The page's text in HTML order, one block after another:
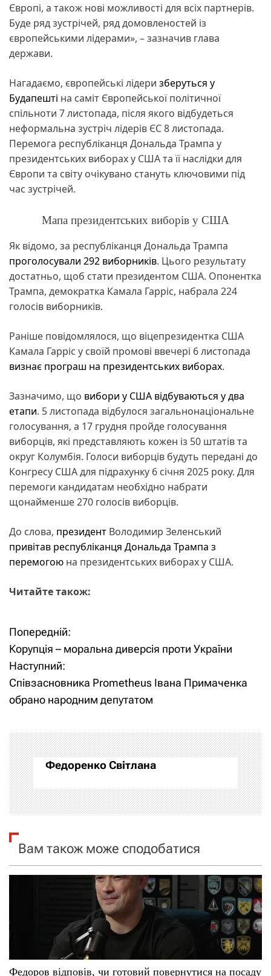
Європі, а також нові можливості для всіх партнерів.
Буде ряд зустрічей, ряд домовленостей із
європейськими лідерами», – зазначив глава
держави.
Нагадаємо, європейські лідери зберуться у
Будапешті на саміт Європейської політичної
спільноти 7 листопада, після якого відбудеться
неформальна зустріч лідерів ЄС 8 листопада.
Перемога республіканця Дональда Трампа у
президентських виборах у США та її наслідки для
Європи та світу очікувано стануть ключовими під
час зустрічей.
Мапа президентських виборів у США
Як відомо, за республіканця Дональда Трампа
проголосували 292 виборників. Цього результату
достатньо, щоб стати президентом США. Опонентка
Трампа, демократка Камала Гарріс, набрала 224
голосів виборників.
Раніше повідомлялося, що віцепрезидентка США
Камала Гарріс у своїй промові ввечері 6 листопада
визнає програш на президентських виборах.
Зазначимо, що вибори у США відбуваються у два
етапи. 5 листопада відбулося загальнонаціональне
голосування, а 17 грудня пройде голосування
виборців, які представляють кожен із 50 штатів та
округ Колумбія. Голоси виборців будуть передані до
Конгресу США для підрахунку 6 січня 2025 року. Для
перемоги кандидатам необхідно набрати
щонайменше 270 голосів виборців.
До слова, президент Володимир Зеленський
привітав республіканця Дональда Трампа з
перемогою на президентських виборах у США.
Читайте також:
Н
а
в
г
а
ц
і
я
з
п
Попередній:
Корупція – моральна диверсія проти України
Наступний:
Співзасновника Prometheus Івана Примаченка
обрано народним депутатом
Федоренко Світлана
Вам також може сподобатися
Федоров відповів, чи готовий повернутися на посаду